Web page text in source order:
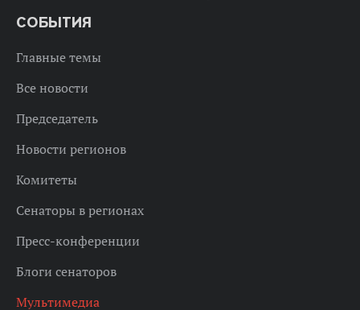
СОБЫТИЯ
Главные темы
Все новости
Председатель
Новости регионов
Комитеты
Сенаторы в регионах
Пресс-конференции
Блоги сенаторов
Мультимедиа